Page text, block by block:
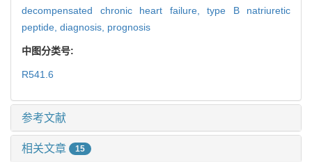
decompensated chronic heart failure, type B natriuretic
peptide, diagnosis, prognosis
中图分类号:
R541.6
参考文献
相关文章 15